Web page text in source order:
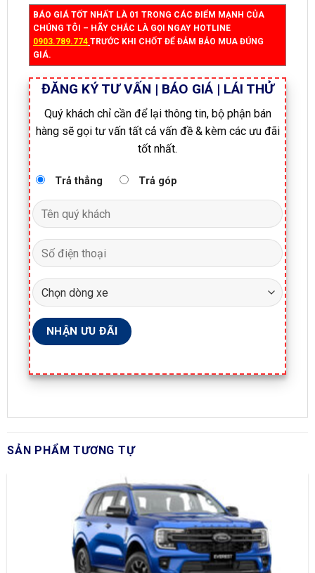
BÁO GIÁ TỐT NHẤT LÀ 01 TRONG CÁC ĐIỂM MẠNH CỦA
CHÚNG TÔI – HÃY CHẮC LÀ GỌI NGAY HOTLINE
0903.789.774 TRƯỚC KHI CHỐT ĐỂ ĐẢM BẢO MUA ĐÚNG
GIÁ.
ĐĂNG KÝ TƯ VẤN | BÁO GIÁ | LÁI THỬ
Quý khách chỉ cần để lại thông tin, bộ phận bán
hàng sẽ gọi tư vấn tất cả vấn đề & kèm các ưu đãi
tốt nhất.
Trả thẳng Trả góp
SẢN PHẨM TƯƠNG TỰ